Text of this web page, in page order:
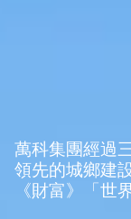
萬科集團經過
領先的城鄉建
《財富》「世